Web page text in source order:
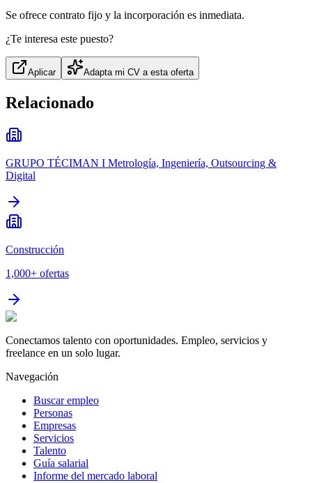
Se ofrece contrato fijo y la incorporación es inmediata.
¿Te interesa este puesto?
Aplicar Adapta mi CV a esta oferta
Relacionado
GRUPO TÉCIMAN I Metrología, Ingeniería, Outsourcing &
Digital
Construcción
1,000+ ofertas
Conectamos talento con oportunidades. Empleo, servicios y
freelance en un solo lugar.
Navegación
Buscar empleo
Personas
Empresas
Servicios
Talento
Guía salarial
Informe del mercado laboral